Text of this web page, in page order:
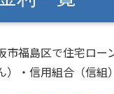
市福島区で住宅ロー
）・信用組合（信組